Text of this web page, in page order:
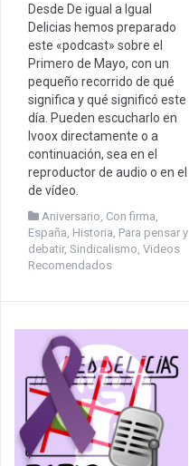
Desde De igual a Igual
Delicias hemos preparado
este «podcast» sobre el
Primero de Mayo, con un
pequeño recorrido de qué
significa y qué significó este
día. Pueden escucharlo en
Ivoox directamente o a
continuación, sea en el
reproductor de audio o en el
de vídeo.
Aniversario Con firma
España Historia Para pensar y
debatir, Sindicalismo Videos
Recomendados